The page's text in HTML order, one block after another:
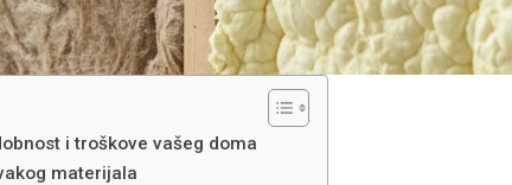
i troškove vašeg doma
materijala